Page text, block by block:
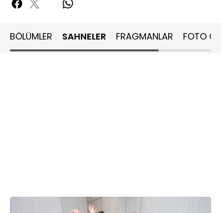
BÖLÜMLER SAHNELER FRAGMANLAR FOTO